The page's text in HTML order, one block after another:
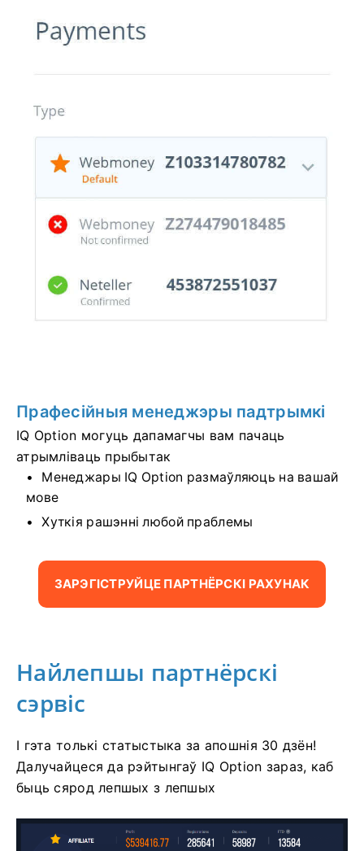
Прафесійныя менеджэры падтрымкі
IQ Option могуць дапамагчы вам пачаць
атрымліваць прыбытак
Менеджары IQ Option размаўляюць на вашай
мове
Хуткія рашэнні любой праблемы
ЗАРЭГІСТРУЙЦЕ ПАРТНЁРСКІ РАХУНАК
Найлепшы партнёрскі
сэрвіс
І гэта толькі статыстыка за апошнія 30 дзён!
Далучайцеся да рэйтынгаў IQ Option зараз, каб
быць сярод лепшых з лепшых